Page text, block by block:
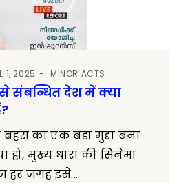
1, 2025 MINOR ACTS
संबन्धित देश में क्या
का एक बड़ा मुद्दा बना
हो, मुख्य धारा की सिनेमा
हर जगह इसे...